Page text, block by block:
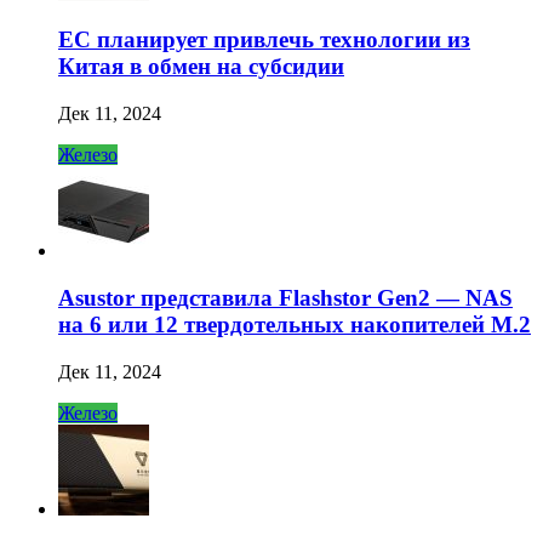
ЕС планирует привлечь технологии из
Китая в обмен на субсидии
Дек 11, 2024
Железо
Asustor представила Flashstor Gen2 — NAS
на 6 или 12 твердотельных накопителей M.2
Дек 11, 2024
Железо